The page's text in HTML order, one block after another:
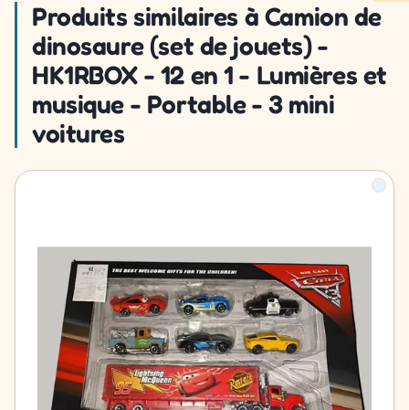
Produits similaires à Camion de
dinosaure (set de jouets) -
HK1RBOX - 12 en 1 - Lumières et
musique - Portable - 3 mini
voitures